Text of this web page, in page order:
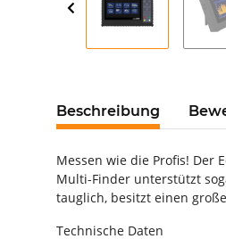
Beschreibung
Messen wie die Profis! Der
Multi-Finder unterstützt
tauglich, besitzt einen
Technische Daten